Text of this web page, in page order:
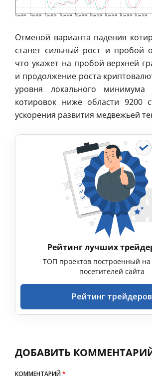
Отменой варианта падения
станет сильный рост и пробой
что укажет на пробой верхней
и продолжение роста
уровня локального
котировок ниже области 9200
ускорения развития медвежьей
Рейтинг лучших
ТОП проектов построенный на
посетителей сайта
Рейтинг трейдеров
ДОБАВИТЬ
КОММЕНТАРИЙ*